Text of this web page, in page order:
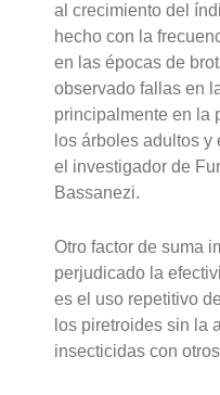
al crecimiento del
hecho con la
en las épocas de
observado fallas en
principalmente en la
los árboles adultos y
el investigador de
Bassanezi.
Otro factor de suma
perjudicado la
es el uso repetitivo
los piretroides sin la
insecticidas con